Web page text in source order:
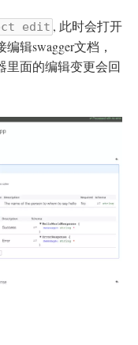
edit , 此时会打开
辑swagger文档，
里面的编辑变更会回